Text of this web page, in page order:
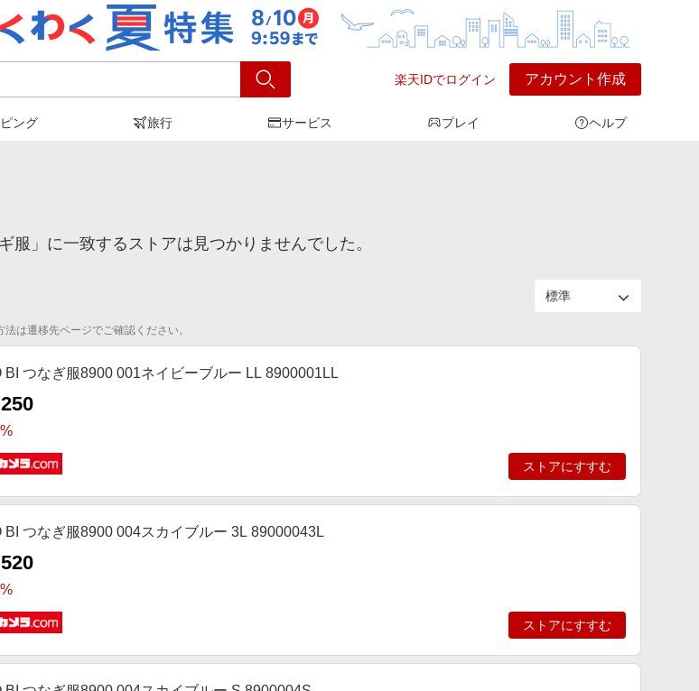
楽天IDでログイン アカウント作成
ング 旅行 サービス プレイ ヘルプ
服」に一致するストアは見つかりませんでした。
は遷移先ページでご確認ください。
BI つなぎ服8900 001ネイビーブルー LL 8900001LL
ストアにすすむ
BI つなぎ服8900 004スカイブルー 3L 89000043L
ストアにすすむ